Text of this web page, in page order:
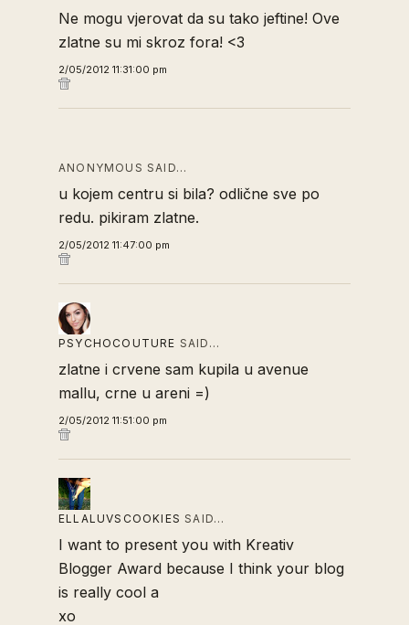
Ne mogu vjerovat da su tako jeftine! Ove
zlatne su mi skroz fora! <3
2/05/2012 11:31:00 pm
ANONYMOUS SAID…
u kojem centru si bila? odlične sve po
redu. pikiram zlatne.
2/05/2012 11:47:00 pm
PSYCHOCOUTURE SAID…
zlatne i crvene sam kupila u avenue
mallu, crne u areni =)
2/05/2012 11:51:00 pm
ELLALUVSCOOKIES SAID…
I want to present you with Kreativ
Blogger Award because I think your blog
is really cool a
xo